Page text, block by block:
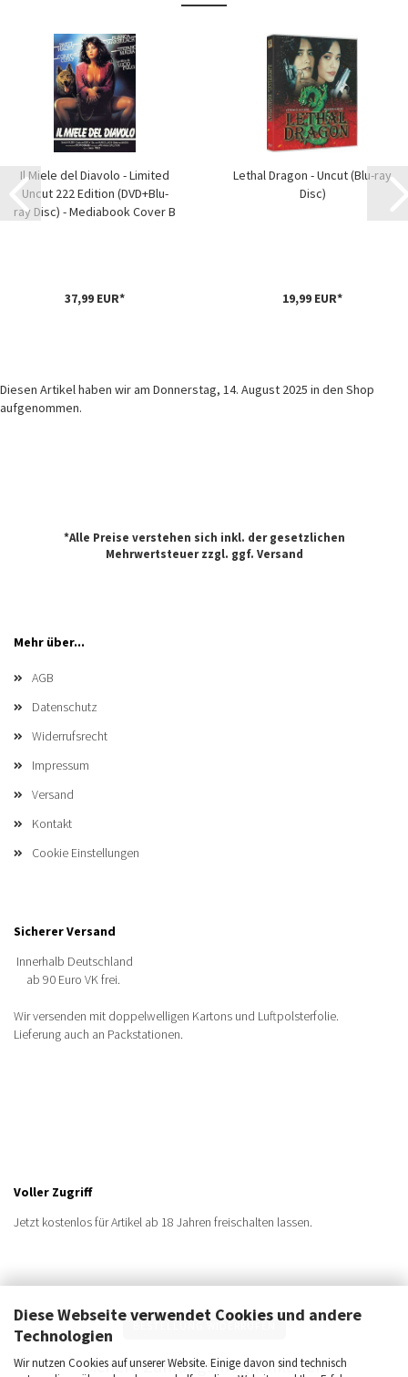
Diese Webseite verwendet Cookies und andere
Technologien
Wir nutzen Cookies auf unserer Website. Einige davon sind technisch
Il Miele del Diavolo - Limited
Uncut 222 Edition (DVD+Blu-
ray Disc) - Mediabook Cover B
37,99 EUR*
Lethal Dragon - Uncut (Blu-ray
Disc)
19,99 EUR*
Diesen Artikel haben wir am Donnerstag, 14. August 2025 in den Shop
aufgenommen.
*Alle Preise verstehen sich inkl. der gesetzlichen
Mehrwertsteuer zzgl. ggf. Versand
Mehr über...
AGB
Datenschutz
Widerrufsrecht
Impressum
Versand
Kontakt
Cookie Einstellungen
Sicherer Versand
Innerhalb Deutschland
ab 90 Euro VK frei.
Wir versenden mit doppelwelligen Kartons und Luftpolsterfolie.
Lieferung auch an Packstationen.
Voller Zugriff
Jetzt kostenlos für Artikel ab 18 Jahren freischalten lassen.
BESTELLUNG WIDERRUFEN
Sichere Zahlungsmöglichkeiten